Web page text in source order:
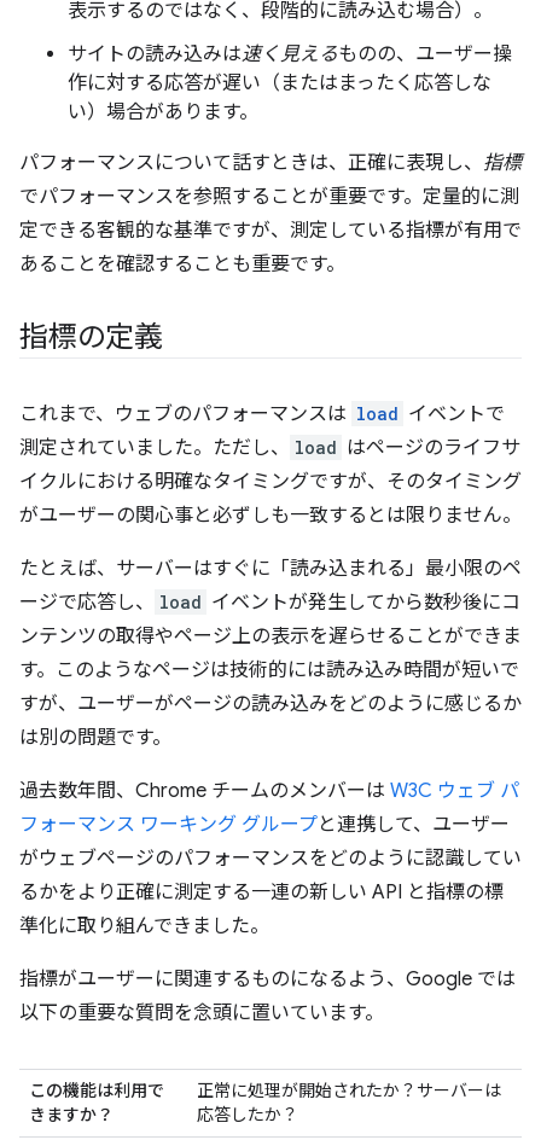
表示するのではなく、段階的に読み込む場合）。
サイトの読み込みは速く見えるものの、ユーザー操
作に対する応答が遅い（またはまったく応答しな
い）場合があります。
パフォーマンスについて話すときは、正確に表現し、 指標
でパフォーマンスを参照することが重要です。定量的に測
定できる客観的な基準ですが、測定している指標が有用で
あることを確認することも重要です。
指標の定義
これまで、ウェブのパフォーマンスは load イベントで
測定されていました。ただし、
load はページのライフサ
イクルにおける明確なタイミングですが、そのタイミング
がユーザーの関心事と必ずしも一致するとは限りません。
たとえば、サーバーはすぐに「読み込まれる」最小限のペ
ージで応答し、
load イベントが発生してから数秒後にコ
ンテンツの取得やページ上の表示を遅らせることができま
す。このようなページは技術的には読み込み時間が短いで
すが、ユーザーがページの読み込みをどのように感じるか
は別の問題です。
過去数年間、Chrome チームのメンバーは W3C ウェブ パ
フォーマンス ワーキング グループと連携して、ユーザー
がウェブページのパフォーマンスをどのように認識してい
るかをより正確に測定する一連の新しい API と指標の標
準化に取り組んできました。
指標がユーザーに関連するものになるよう、Google では
以下の重要な質問を念頭に置いています。
この機能は利用で
きますか？
正常に処理が開始されたか？サーバーは
応答したか？